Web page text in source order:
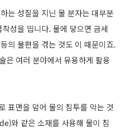
는 성질을 지닌 물 분자는 대부분
성을 띱니다. 물에 닿으면 금세
의 불편을 겪는 것도 이 때문이죠.
은 여러 분야에서 유용하게 활용
표면을 덮어 물의 침투를 막는 것
와 같은 소재를 사용해 물이 침